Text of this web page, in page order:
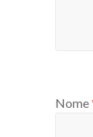
Nome